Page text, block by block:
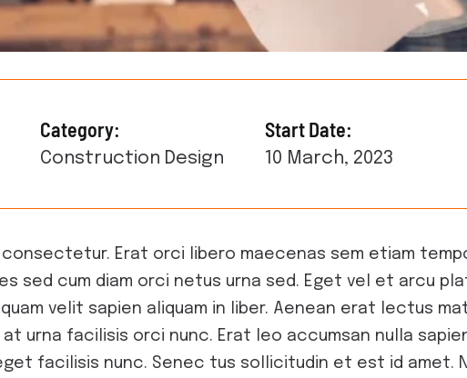
Category:
Construction Design
Start Date:
10 March, 2023
Erat orci libero maecenas sem etiam
sed cum diam orci netus urna sed. Eget vel et arcu
velit sapien aliquam in liber. Aenean erat lectus
urna facilisis orci nunc. Erat leo accumsan nulla
facilisis nunc. Senec tus sollicitudin et est id amet.